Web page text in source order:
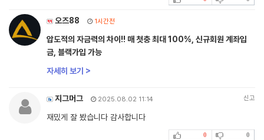
오즈88 1시간전
압도적의 자금력의 차이!! 매 첫충 최대 100%, 신규회원 계좌입
금, 블랙가입 가능
자세히 보기 >
지그머그 2025.08.02 11:14 신고
재밌게 잘 봤습니다 감사합니다
0 0